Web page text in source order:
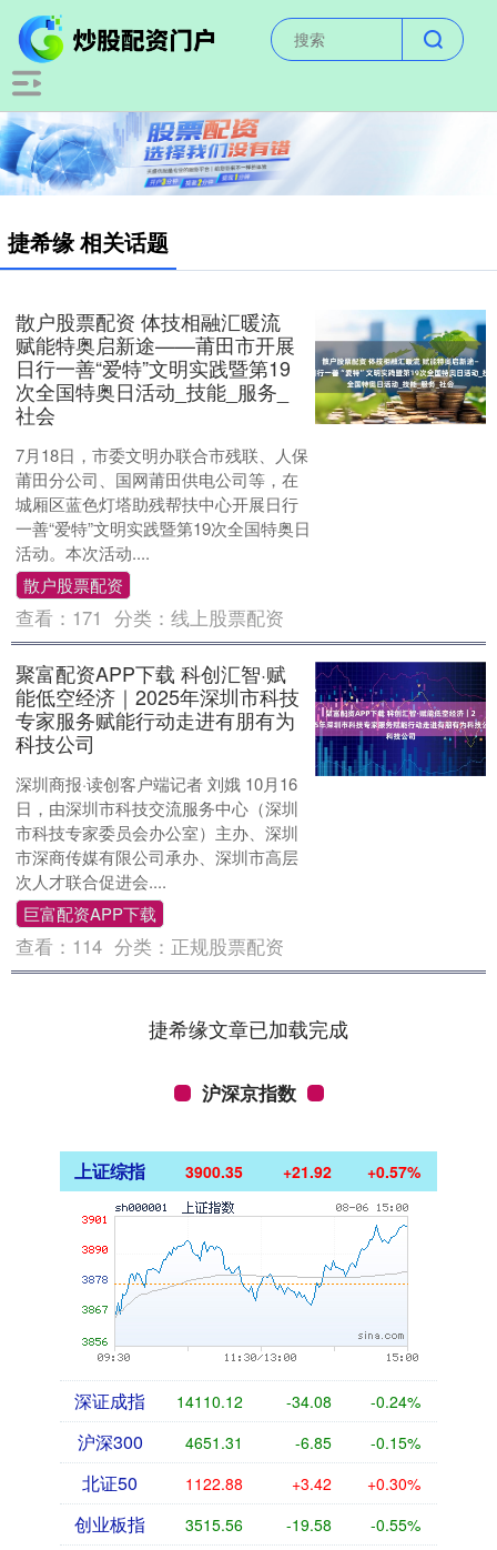
捷希缘 相关话题
散户股票配资 体技相融汇暖流
赋能特奥启新途——莆田市开展
日行一善“爱特”文明实践暨第19
次全国特奥日活动_技能_服务_
社会
7月18日，市委文明办联合市残联、人保
莆田分公司、国网莆田供电公司等，在
城厢区蓝色灯塔助残帮扶中心开展日行
一善“爱特”文明实践暨第19次全国特奥日
活动。本次活动....
散户股票配资
查看： 171 分类：线上股票配资
聚富配资APP下载 科创汇智·赋
能低空经济｜2025年深圳市科技
专家服务赋能行动走进有朋有为
科技公司
深圳商报·读创客户端记者 刘娥 10月16
日，由深圳市科技交流服务中心（深圳
市科技专家委员会办公室）主办、深圳
市深商传媒有限公司承办、深圳市高层
次人才联合促进会....
巨富配资APP下载
查看： 114 分类： 正规股票配资
捷希缘文章已加载完成
沪深京指数
上证综指 3900.35 +21.92 +0.57%
深证成指 14110.12 -34.08 -0.24%
沪深300 4651.31 -6.85 -0.15%
北证50 1122.88 +3.42 +0.30%
创业板指 3515.56 -19.58 -0.55%